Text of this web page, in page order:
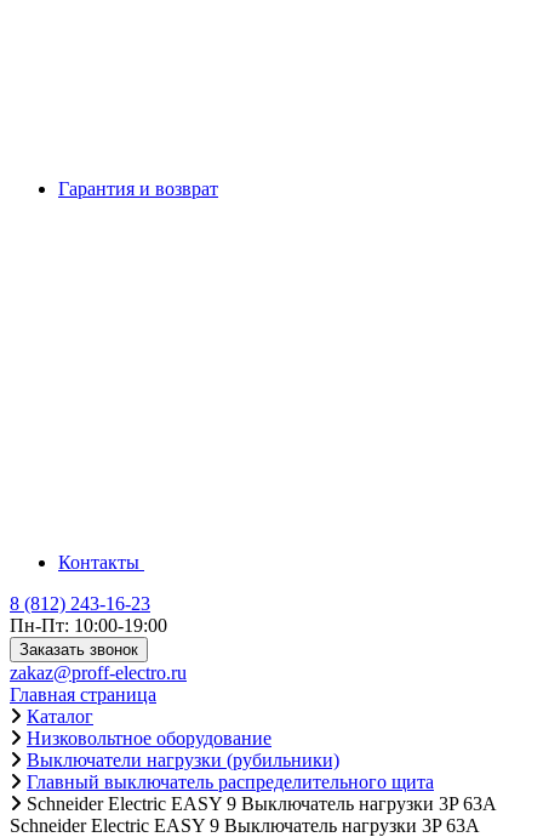
Гарантия и возврат
Контакты
8 (812) 243-16-23
Пн-Пт: 10:00-19:00
Заказать звонок
zakaz@proff-electro.ru
Главная страница
Каталог
Низковольтное оборудование
Выключатели нагрузки (рубильники)
Главный выключатель распределительного щита
Schneider Electric EASY 9 Выключатель нагрузки 3P 63А
Schneider Electric EASY 9 Выключатель нагрузки 3P 63А